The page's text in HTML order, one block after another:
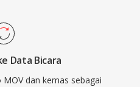
Data Bicara
dan kemas sebagai